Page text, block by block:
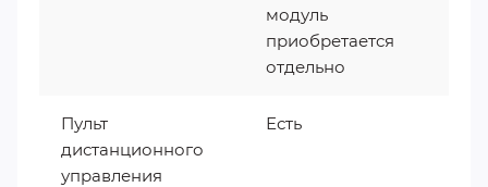
модуль
приобретается
отдельно
Пульт
дистанционного
управления
Есть